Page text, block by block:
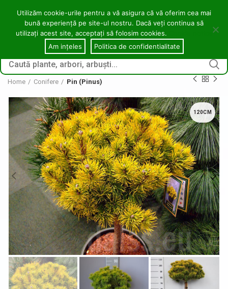
contact@copacei.ro 0746 772 559 Aleea Freziilor, Zalău
0 CONECTARE /
Home Conifere Pin (Pinus)
120CM
Utilizăm cookie-urile pentru a vă asigura că vă oferim cea mai
bună experiență pe site-ul nostru. Dacă veți continua să
utilizați acest site, acceptați să folosim cookies.
Am ințeles
Politica de confidentialitate